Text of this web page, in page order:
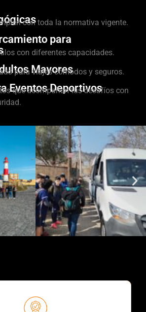
con toda la normativa vigente.
para
con diferentes capacidades.
Mayores
para viajes cómodos y seguros.
Eventos Deportivos
que acompañan tus desafíos con